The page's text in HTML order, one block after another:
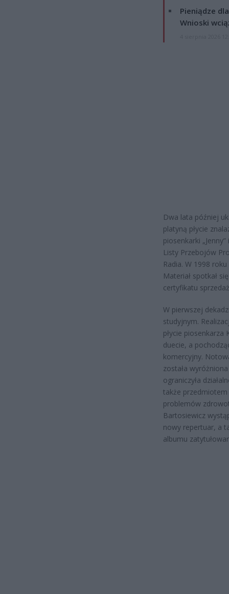
Pieniądze
Wnioski
Dwa lata później
platyną płycie
piosenkarki
Listy Przebojów
Radia. W 1998
Materiał spotkał
certyfikatu
W pierwszej
studyjnym.
płycie
duecie, a
komercyjny.
została
ograniczyła
także przedmiotem
problemów
Bartosiewicz
nowy repertuar, a
albumu